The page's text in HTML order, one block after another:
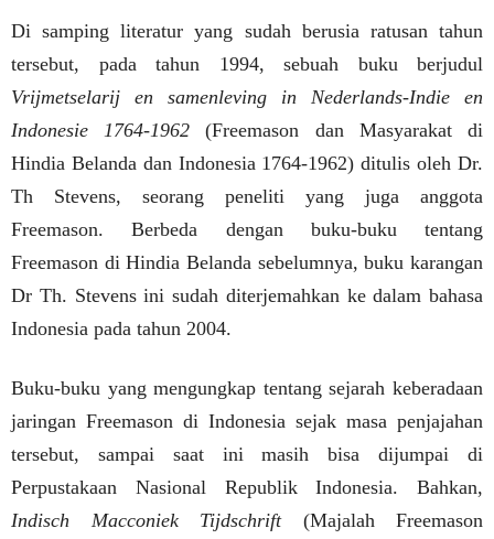
Di samping literatur yang sudah berusia ratusan tahun
tersebut, pada tahun 1994, sebuah buku berjudul
Vrijmetselarij en samenleving in Nederlands-Indie en
Indonesie 1764-1962 (Freemason dan Masyarakat di
Hindia Belanda dan Indonesia 1764-1962) ditulis oleh Dr.
Th Stevens, seorang peneliti yang juga anggota
Freemason. Berbeda dengan buku-buku tentang
Freemason di Hindia Belanda sebelumnya, buku karangan
Dr Th. Stevens ini sudah diterjemahkan ke dalam bahasa
Indonesia pada tahun 2004.
Buku-buku yang mengungkap tentang sejarah keberadaan
jaringan Freemason di Indonesia sejak masa penjajahan
tersebut, sampai saat ini masih bisa dijumpai di
Perpustakaan Nasional Republik Indonesia. Bahkan,
Indisch Macconiek Tijdschrift(Majalah Freemason